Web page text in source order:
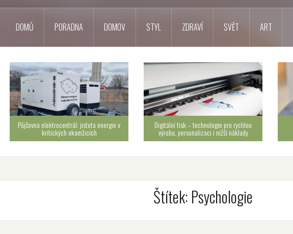
DOMŮ PORADNA DOMOV STYL ZDRAVÍ SVĚT ART
Půjčovna elektrocentrál: jistota energie v
kritických okamžicích
Digitální tisk – technologie pro rychlou
výrobu, personalizaci i nižší náklady
Štítek: Psychologie